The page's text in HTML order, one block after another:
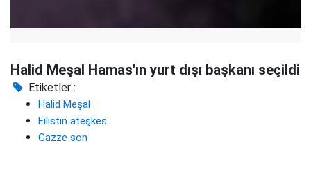
Halid Meşal Hamas'ın yurt dışı başkanı seçildi
Etiketler :
Halid Meşal
Filistin ateşkes
Gazze son